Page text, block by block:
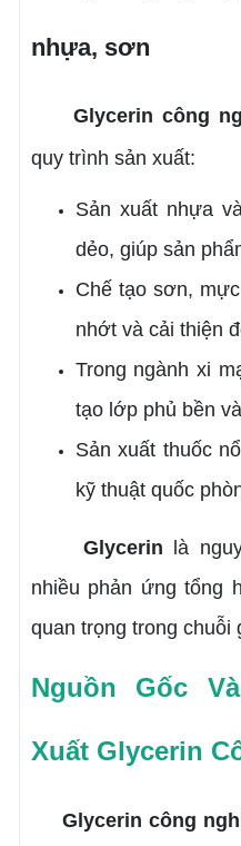
nhựa, sơn
Glycerin công
quy trình sản xuất:
Sản xuất nhựa
dẻo, giúp sản
Chế tạo sơn,
nhớt và cải thiện
Trong ngành xi
tạo lớp phủ bền
Sản xuất thuốc
kỹ thuật quốc
Glycerin là
nhiều phản ứng tổng
quan trọng trong chuỗi
Nguồn Gốc
Xuất Glycerin
Glycerin công